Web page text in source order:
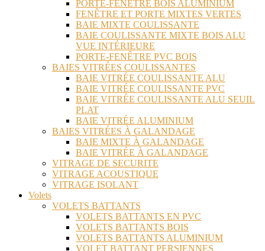
PORTE-FENÊTRE BOIS ALUMINIUM
FENÊTRE ET PORTE MIXTES VERTES
BAIE MIXTE COULISSANTE
BAIE COULISSANTE MIXTE BOIS ALU
VUE INTÉRIEURE
PORTE-FENÊTRE PVC BOIS
BAIES VITRÉES COULISSANTES
BAIE VITRÉE COULISSANTE ALU
BAIE VITRÉE COULISSANTE PVC
BAIE VITRÉE COULISSANTE ALU SEUIL
PLAT
BAIE VITRÉE ALUMINIUM
BAIES VITRÉES À GALANDAGE
BAIE MIXTE À GALANDAGE
BAIE VITRÉE À GALANDAGE
VITRAGE DE SECURITE
VITRAGE ACOUSTIQUE
VITRAGE ISOLANT
Volets
VOLETS BATTANTS
VOLETS BATTANTS EN PVC
VOLETS BATTANTS BOIS
VOLETS BATTANTS ALUMINIUM
VOLET BATTANT PERSIENNES